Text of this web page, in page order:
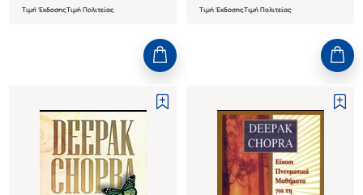
Τιμή ΈκδοσηςΤιμή Πολιτείας Τιμή ΈκδοσηςΤιμή Πολιτείας